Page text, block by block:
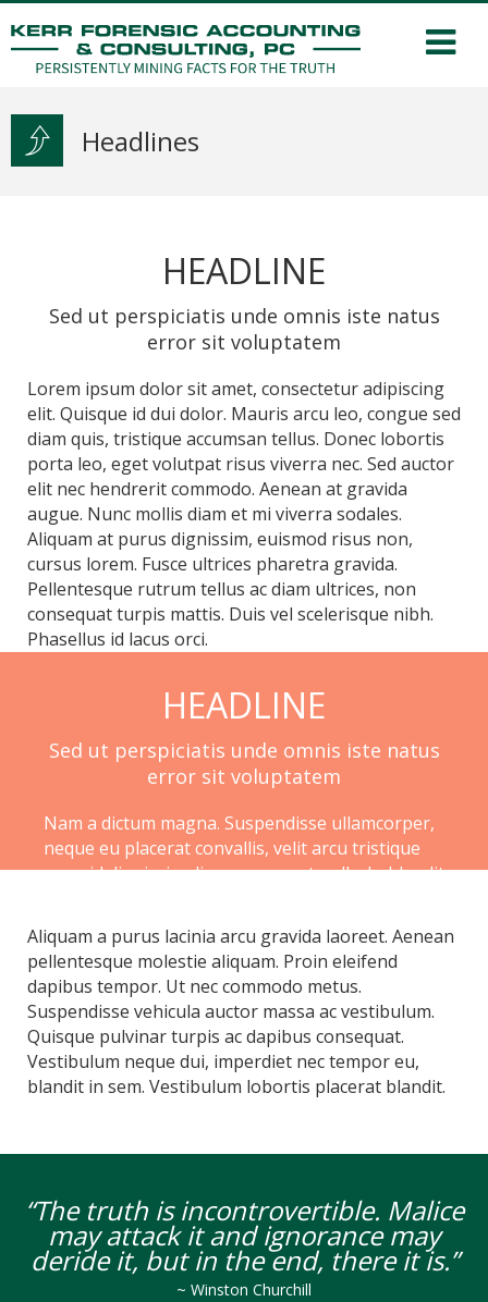
Headlines
HEADLINE
Sed ut perspiciatis unde omnis iste natus
error sit voluptatem
Lorem ipsum dolor sit amet, consectetur adipiscing
elit. Quisque id dui dolor. Mauris arcu leo, congue sed
diam quis, tristique accumsan tellus. Donec lobortis
porta leo, eget volutpat risus viverra nec. Sed auctor
elit nec hendrerit commodo. Aenean at gravida
augue. Nunc mollis diam et mi viverra sodales.
Aliquam at purus dignissim, euismod risus non,
cursus lorem. Fusce ultrices pharetra gravida.
Pellentesque rutrum tellus ac diam ultrices, non
consequat turpis mattis. Duis vel scelerisque nibh.
Phasellus id lacus orci.
HEADLINE
Sed ut perspiciatis unde omnis iste natus
error sit voluptatem
Nam a dictum magna. Suspendisse ullamcorper,
neque eu placerat convallis, velit arcu tristique
eros, id dignissim diam nunc eget nulla. In blandit
faucibus, laoreet lacus eget, mattis metus.
Curabitur faucibus orci id felis volutpat, vel
pretium sem pulvinar.
Aliquam a purus lacinia arcu gravida laoreet. Aenean
pellentesque molestie aliquam. Proin eleifend
dapibus tempor. Ut nec commodo metus.
Suspendisse vehicula auctor massa ac vestibulum.
Quisque pulvinar turpis ac dapibus consequat.
Vestibulum neque dui, imperdiet nec tempor eu,
blandit in sem. Vestibulum lobortis placerat blandit.
“The truth is incontrovertible. Malice
may attack it and ignorance may
deride it, but in the end, there it is.”
~ Winston Churchill